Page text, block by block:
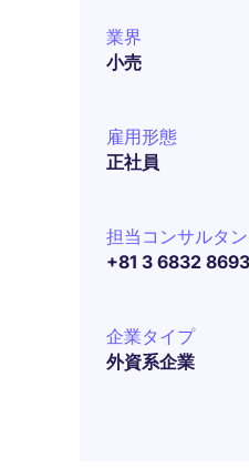
業界
小売
雇用形態
正社員
担当コンサルタ
+81 3 6832 8693
企業タイプ
外資系企業